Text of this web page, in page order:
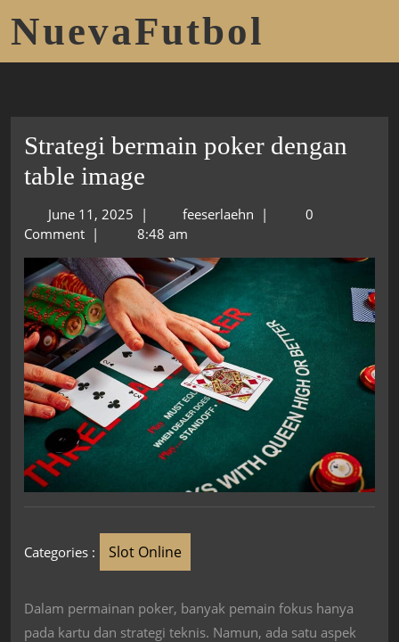
NuevaFutbol
Strategi bermain poker dengan
table image
June 11, 2025 | feeserlaehn |
0
Comment | 8:48 am
Categories : Slot Online
Dalam permainan poker, banyak pemain fokus hanya
pada kartu dan strategi teknis. Namun, ada satu aspek